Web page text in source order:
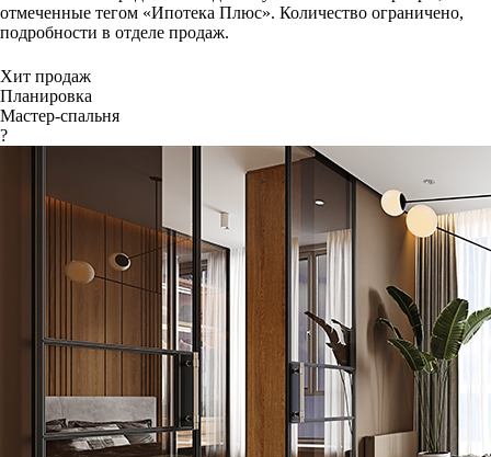
отмеченные тегом «Ипотека Плюс». Количество ограничено,
подробности в отделе продаж.
Хит продаж
Планировка
Мастер-спальня
?